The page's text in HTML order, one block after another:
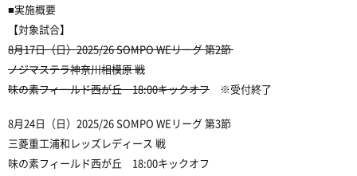
■実施概要
【対象試合】
8月17日（日）2025/26 SOMPO WEリーグ 第2節
ノジマステラ神奈川相模原 戦
味の素フィールド西が丘 18:00キックオフ ※受付終了
8月24日（日）2025/26 SOMPO WEリーグ 第3節
三菱重工浦和レッズレディース 戦
味の素フィールド西が丘 18:00キックオフ